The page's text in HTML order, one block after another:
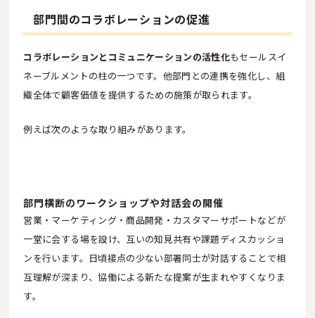
部門間のコラボレーションの促進
コラボレーションとコミュニケーションの活性化もセールスイ
ネーブルメントの柱の一つです。他部門との連携を強化し、組
織全体で顧客価値を提供するための施策が取られます。
例えば次のような取り組みがあります。
部門横断のワークショップや対話会の開催
営業・マーケティング・商品開発・カスタマーサポートなどが
一堂に会する場を設け、互いの知見共有や課題ディスカッショ
ンを行います。日頃接点の少ない部署同士が対話することで相
互理解が深まり、協働による新たな提案が生まれやすくなりま
す。